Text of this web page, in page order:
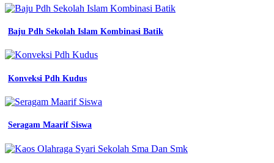
konveksi
jual
baju
mitsubishi
kemeja
Seragam
Seragam
Baju
Baju Pdh Sekolah Islam Kombinasi Batik
Konveksi Pdh Kudus
Seragam Maarif Siswa